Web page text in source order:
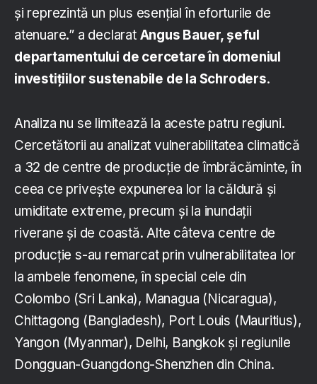
și reprezintă un plus esențial în eforturile de
atenuare.” a declarat Angus Bauer, șeful
departamentului de cercetare în domeniul
investițiilor sustenabile de la Schroders.
Analiza nu se limitează la aceste patru regiuni.
Cercetătorii au analizat vulnerabilitatea climatică
a 32 de centre de producție de îmbrăcăminte, în
ceea ce privește expunerea lor la căldură și
umiditate extreme, precum și la inundații
riverane și de coastă. Alte câteva centre de
producție s-au remarcat prin vulnerabilitatea lor
la ambele fenomene, în special cele din
Colombo (Sri Lanka), Managua (Nicaragua),
Chittagong (Bangladesh), Port Louis (Mauritius),
Yangon (Myanmar), Delhi, Bangkok și regiunile
Dongguan-Guangdong-Shenzhen din China.